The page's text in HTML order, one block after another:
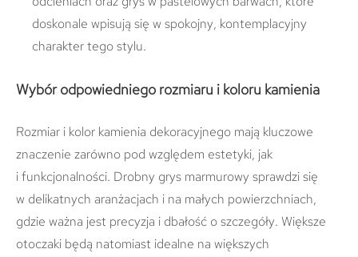
doskonale wpisują się w spokojny, kontemplacyjny
charakter tego stylu.
Wybór odpowiedniego rozmiaru i koloru kamienia
Rozmiar i kolor kamienia dekoracyjnego mają kluczowe
znaczenie zarówno pod względem estetyki, jak
i funkcjonalności. Drobny grys marmurowy sprawdzi się
w delikatnych aranżacjach i na małych powierzchniach,
gdzie ważna jest precyzja i dbałość o szczegóły. Większe
otoczaki będą natomiast idealne na większych